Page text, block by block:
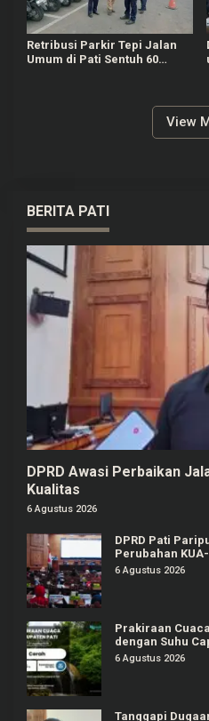
Retribusi Parkir Tepi Jalan
Umum di Pati Sentuh 60
View
BERITA PATI
DPRD Awasi Perbaikan
Kualitas
6 Agustus 2026
DPRD Pati
Perubahan
6 Agustus 2026
Prakiraan
dengan Suhu
6 Agustus 2026
Tanggapi